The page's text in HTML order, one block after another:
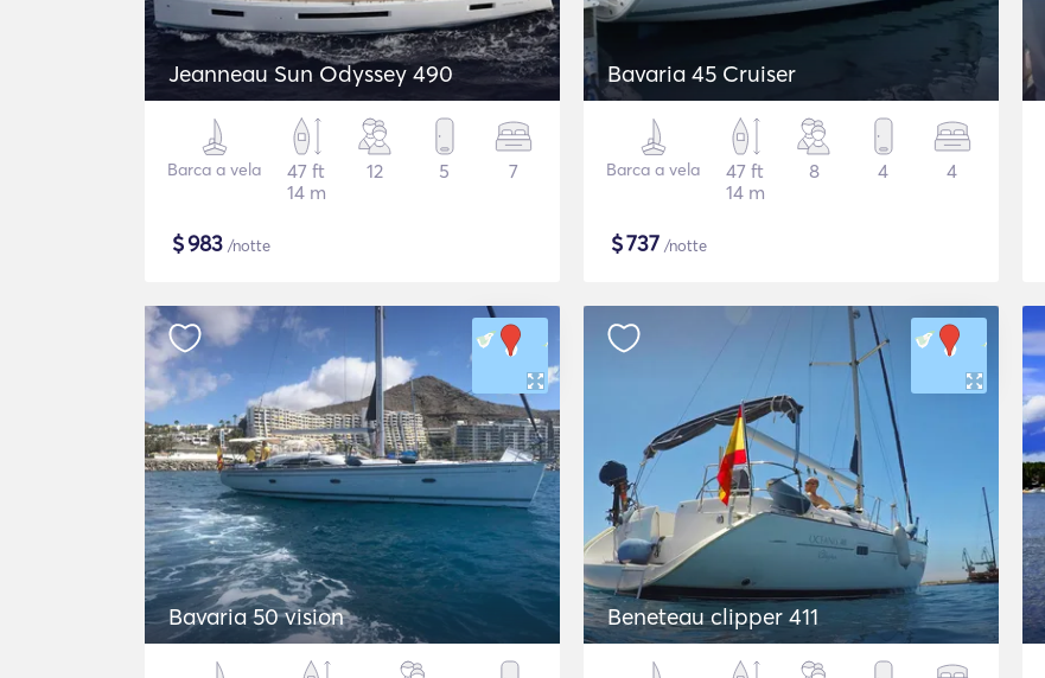
Jeanneau Sun Odyssey 490
Barca a vela
47 ft
14 m
12 5 7
$983 /notte
Bavaria 45 Cruiser
Barca a vela
47 ft
14 m
8 4 4
$737 /notte
Bavaria 50 vision Beneteau clipper 411